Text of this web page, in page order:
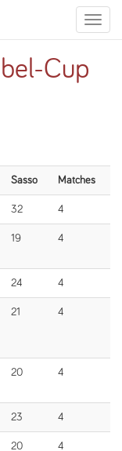
Toggle
Cup
Sasso Matches
32 4
19 4
24 4
21 4
20 4
23 4
20 4